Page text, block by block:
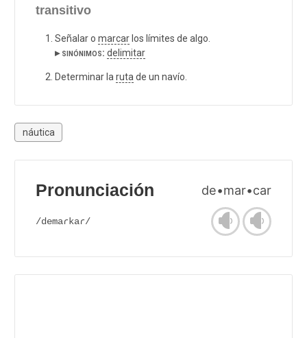
transitivo
Señalar o marcar los límites de algo.
▸ sinónimos: delimitar
Determinar la ruta de un navío.
náutica
Pronunciación de•mar•car
/demaɾkaɾ/